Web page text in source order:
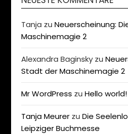
Tanja zuNeuerscheinung:
Maschinemagie 2
Alexandra Baginsky zu
Stadt der Maschinemagie 2
Mr WordPress zuHello world!
Tanja Meurer zuDie
Leipziger Buchmesse